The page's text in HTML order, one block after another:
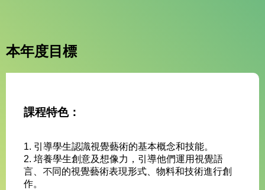
本年度目標
課程特色：
1. 引導學生認識視覺藝術的基本概念和技能。
2. 培養學生創意及想像力，引導他們運用視覺語
言、不同的視覺藝術表現形式、物料和技術進行創
作。